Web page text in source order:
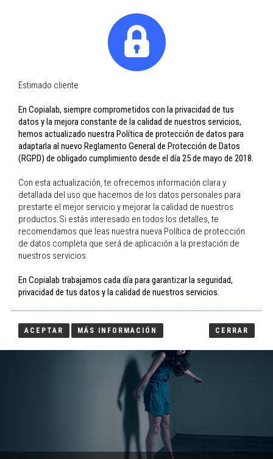
Hahnemühle
DIGIgraphie by Epson
lab@copialab.com
Contactar
PIDE TUS
ONLINE
EDITOR
COPIABOOKS
ONLINE
Estimado cliente
En Copialab, siempre comprometidos con la privacidad de tus
datos y la mejora constante de la calidad de nuestros servicios,
hemos actualizado nuestra Política de protección de datos para
adaptarla al nuevo Reglamento General de Protección de Datos
(RGPD) de obligado cumplimiento desde el día 25 de mayo de 2018.
Con esta actualización, te ofrecemos información clara y
detallada del uso que hacemos de los datos personales para
prestarte el mejor servicio y mejorar la calidad de nuestros
productos.Si estás interesado en todos los detalles, te
recomendamos que leas nuestra nueva Política de protección
de datos completa que será de aplicación a la prestación de
nuestros servicios.
En Copialab trabajamos cada día para garantizar la seguridad,
privacidad de tus datos y la calidad de nuestros servicios.
ACEPTAR MÁS INFORMACIÓN CERRAR